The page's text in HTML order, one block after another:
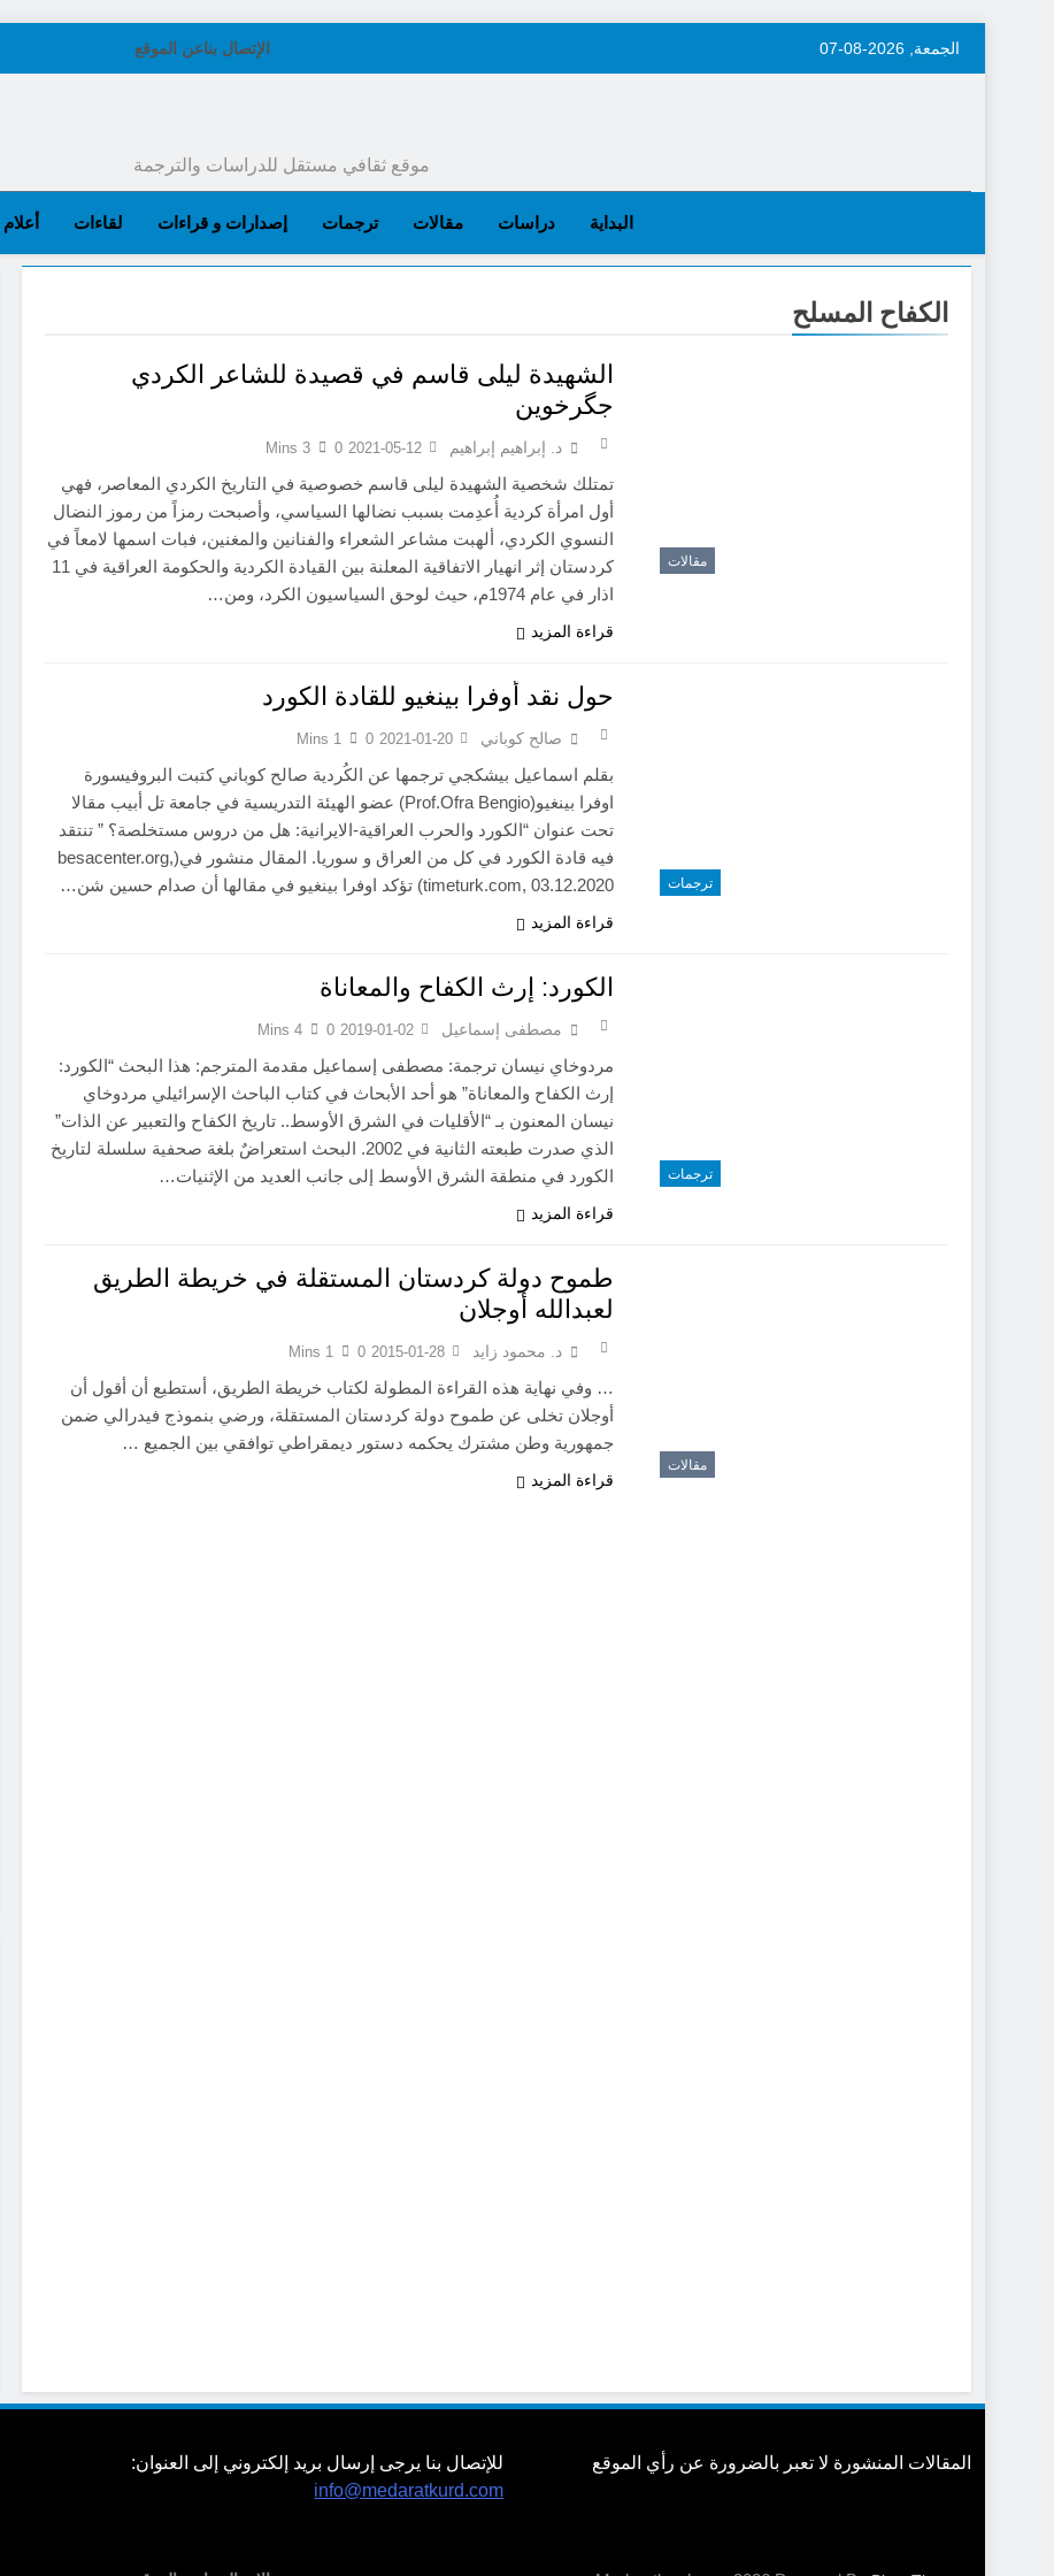
الجمعة, 2026-08-07 الإتصال بناعن الموقع
موقع ثقافي مستقل للدراسات والترجمة
البداية دراسات مقالات ترجمات إصدارات و قراءات لقاءات أعلام
الكفاح المسلح
مقالات
الشهيدة ليلى قاسم في قصيدة للشاعر الكردي
جگرخوين
د. إبراهيم إبراهيم 2021-05-12
0
3 Mins
تمتلك شخصية الشهيدة ليلى قاسم خصوصية في التاريخ الكردي المعاصر، فهي
أول امرأة كردية أُعدِمت بسبب نضالها السياسي، وأصبحت رمزاً من رموز النضال
النسوي الكردي، ألهبت مشاعر الشعراء والفنانين والمغنين، فبات اسمها لامعاً في
كردستان إثر انهيار الاتفاقية المعلنة بين القيادة الكردية والحكومة العراقية في 11
اذار في عام 1974م، حيث لوحق السياسيون الكرد، ومن…
قراءة المزيد
ترجمات
حول نقد أوفرا بينغيو للقادة الكورد
صالح كوباني 2021-01-20
0
1 Mins
بقلم اسماعيل بيشكجي ترجمها عن الكُردية صالح كوباني كتبت البروفيسورة
اوفرا بينغيو(Prof.Ofra Bengio) عضو الهيئة التدريسية في جامعة تل أبيب مقالا
تحت عنوان “الكورد والحرب العراقية-الايرانية: هل من دروس مستخلصة؟ ” تنتقد
فيه قادة الكورد في كل من العراق و سوريا. المقال منشور في(besacenter.org,
timeturk.com, 03.12.2020) تؤكد اوفرا بينغيو في مقالها أن صدام حسين شن…
قراءة المزيد
ترجمات
الكورد: إرث الكفاح والمعاناة
مصطفى إسماعيل 2019-01-02
0
4 Mins
مردوخاي نيسان ترجمة: مصطفى إسماعيل مقدمة المترجم: هذا البحث “الكورد:
إرث الكفاح والمعاناة” هو أحد الأبحاث في كتاب الباحث الإسرائيلي مردوخاي
نيسان المعنون بـ “الأقليات في الشرق الأوسط.. تاريخ الكفاح والتعبير عن الذات”
الذي صدرت طبعته الثانية في 2002. البحث استعراضٌ بلغة صحفية سلسلة لتاريخ
الكورد في منطقة الشرق الأوسط إلى جانب العديد من الإثنيات…
قراءة المزيد
مقالات
طموح دولة كردستان المستقلة في خريطة الطريق
لعبدالله أوجلان
د. محمود زايد 2015-01-28
0
1 Mins
… وفي نهاية هذه القراءة المطولة لكتاب خريطة الطريق، أستطيع أن أقول أن
أوجلان تخلى عن طموح دولة كردستان المستقلة، ورضي بنموذج فيدرالي ضمن
جمهورية وطن مشترك يحكمه دستور ديمقراطي توافقي بين الجميع …
قراءة المزيد
المقالات المنشورة لا تعبر بالضرورة عن رأي الموقع
للإتصال بنا يرجى إرسال بريد إلكتروني إلى العنوان:
info@medaratkurd.com